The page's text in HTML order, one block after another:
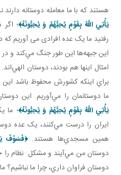
هستند که با ما معامله دوستانه دارند
يَأْتِي اللّهُ بِقَوْمٍ يُحِبُّهُمْ وَ يُحِبُّونَهُ﴾؛ اگر
رفتيد ما يک عده افرادی می آوريم
اين جبهه‌ها اين‌ طور جنگ مي‌کند و
امثال اينها هم بودند، دوستان
براي اينکه کشورش محفوظ باشد
ما دوستانمان را مي‌آوريم. اين
يَأْتِي اللّهُ بِقَوْمٍ يُحِبُّهُمْ وَ يُحِبُّونَهُ﴾؛ ما
ايران را درست مي‌کنند، يک عده
همين مسجدي‌ها هستند.﴿فَسَوْفَ
دوستان من مي‌آيند و مشکل نظام را
دوستان فراوان داري، چرا ما نباشيم؟